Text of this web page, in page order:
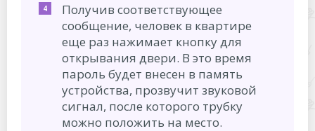
Получив соответствующее
сообщение, человек в квартире
еще раз нажимает кнопку для
открывания двери. В это время
пароль будет внесен в память
устройства, прозвучит звуковой
сигнал, после которого трубку
можно положить на место.